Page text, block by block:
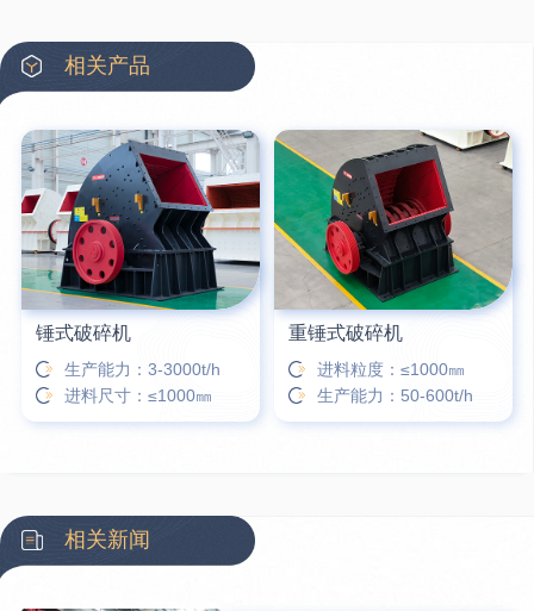
42分钟前 蒋先生留言：硬岩颚式破碎机带不带电机？
3分钟前 王先生留言：水泥厂熟料能破碎吗？推荐用什么机器？
6分钟前 姚女士留言：这款破碎机一小时产能多大？是用电的还是燃油的？
12分钟前 宋先生留言：50吨左右的制砂机大概什么价位？
16分钟前 柳先生留言：洗石英砂全套设备有哪些？
相关产品
锤式破碎机
生产能力：3-3000t/h
进料尺寸：≤1000㎜
重锤式破碎机
进料粒度：≤1000㎜
生产能力：50-600t/h
相关新闻